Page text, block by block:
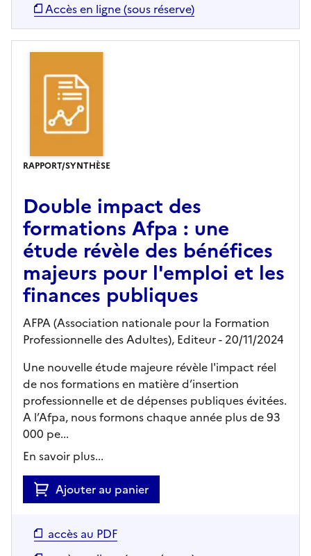
Accès en ligne (sous réserve)
RAPPORT/SYNTHÈSE
Double impact des
formations Afpa : une
étude révèle des bénéfices
majeurs pour l'emploi et les
finances publiques
AFPA (Association nationale pour la Formation
Professionnelle des Adultes), Editeur- 20/11/2024
Une nouvelle étude majeure révèle l'impact réel
de nos formations en matière d’insertion
professionnelle et de dépenses publiques évitées.
A l’Afpa, nous formons chaque année plus de 93
000 pe...
En savoir plus...
Ajouter au panier
accès au PDF